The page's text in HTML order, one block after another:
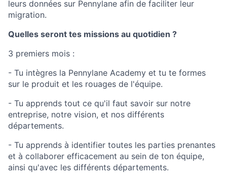
leurs données sur Pennylane afin de faciliter leur
migration.
Quelles seront tes missions au quotidien ?
3 premiers mois :
- Tu intègres la Pennylane Academy et tu te formes
sur le produit et les rouages de l'équipe.
- Tu apprends tout ce qu'il faut savoir sur notre
entreprise, notre vision, et nos différents
départements.
- Tu apprends à identifier toutes les parties prenantes
et à collaborer efficacement au sein de ton équipe,
ainsi qu'avec les différents départements.